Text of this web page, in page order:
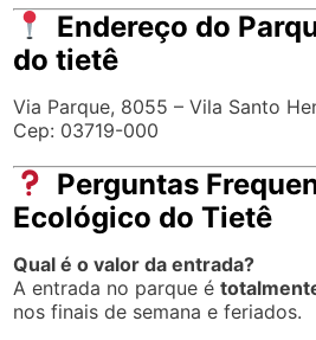
É possível agendar visitas
Sim.Trilhas guiadas
agendamento préviojunto à
educacionais são normalmente